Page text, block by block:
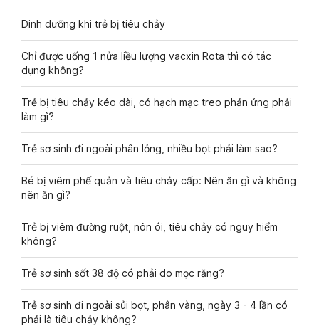
Dinh dưỡng khi trẻ bị tiêu chảy
Chỉ được uống 1 nửa liều lượng vacxin Rota thì có tác
dụng không?
Trẻ bị tiêu chảy kéo dài, có hạch mạc treo phản ứng phải
làm gì?
Trẻ sơ sinh đi ngoài phân lỏng, nhiều bọt phải làm sao?
Bé bị viêm phế quản và tiêu chảy cấp: Nên ăn gì và không
nên ăn gì?
Trẻ bị viêm đường ruột, nôn ói, tiêu chảy có nguy hiểm
không?
Trẻ sơ sinh sốt 38 độ có phải do mọc răng?
Trẻ sơ sinh đi ngoài sủi bọt, phân vàng, ngày 3 - 4 lần có
phải là tiêu chảy không?